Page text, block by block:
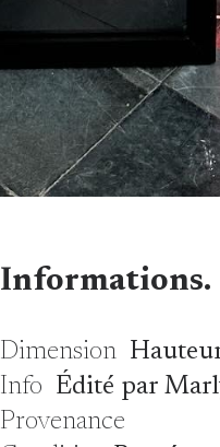
Informations.
DimensionHauteur
Info Édité par
Provenance